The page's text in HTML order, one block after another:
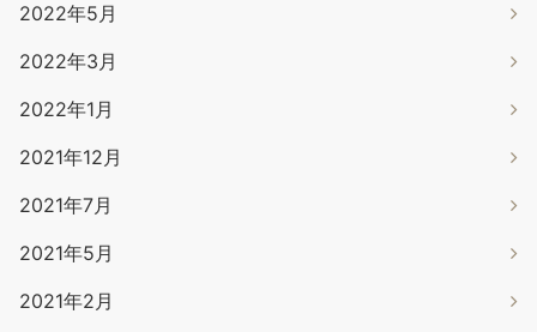
2022年5月
2022年3月
2022年1月
2021年12月
2021年7月
2021年5月
2021年2月